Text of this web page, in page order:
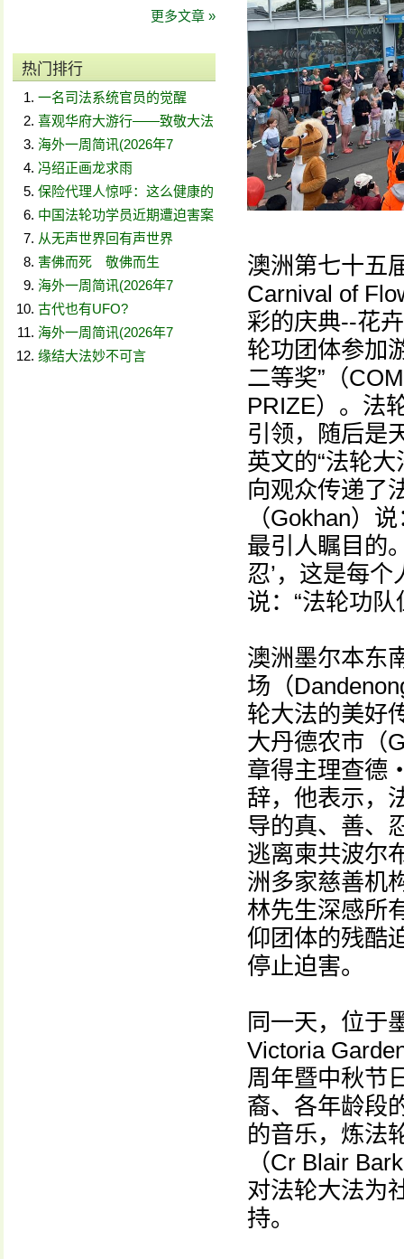
更多文章 »
热门排行
一名司法系统官员的觉醒
喜观华府大游行——致敬大法
海外一周简讯(2026年7
冯绍正画龙求雨
保险代理人惊呼：这么健康的
中国法轮功学员近期遭迫害案
从无声世界回有声世界
害佛而死 敬佛而生
海外一周简讯(2026年7
古代也有UFO?
海外一周简讯(2026年7
缘结大法妙不可言
澳洲第七十五
Carnival of
彩的庆典--花
轮功团体参加
二等奖”（
PRIZE）。法
引领，随后是
英文的“法轮
向观众传递了
（Gokhan）
最引人瞩目的
忍’，这是每
说：“法轮功
澳洲墨尔本东
场（
轮大法的美好
大丹德农市（
章得主理查德
辞，他表示，
导的真、善、
逃离柬共波尔
洲多家慈善机
林先生深感所
仰团体的残酷
停止迫害。
同一天，位于
Victoria
周年暨中秋节
裔、各年龄段
的音乐，炼法
（Cr Blair
对法轮大法为
持。